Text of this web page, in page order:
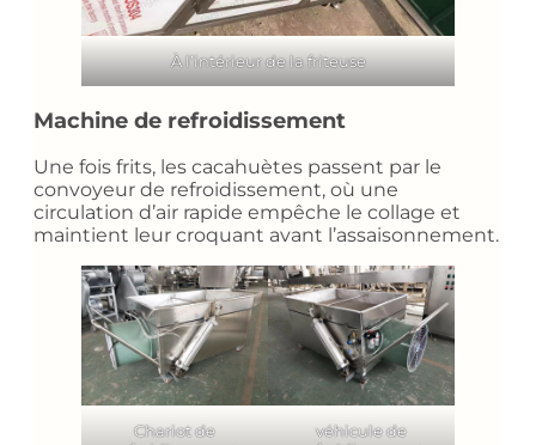
À l’intérieur de la friteuse
Machine de refroidissement
Une fois frits, les cacahuètes passent par le
convoyeur de refroidissement, où une
circulation d’air rapide empêche le collage et
maintient leur croquant avant l’assaisonnement.
Chariot de
véhicule de